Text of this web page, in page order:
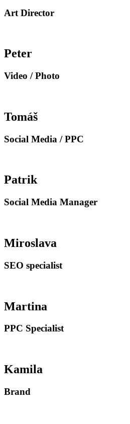
Art Director
Peter
Video / Photo
Tomáš
Social Media / PPC
Patrik
Social Media Manager
Miroslava
SEO specialist
Martina
PPC Specialist
Kamila
Brand